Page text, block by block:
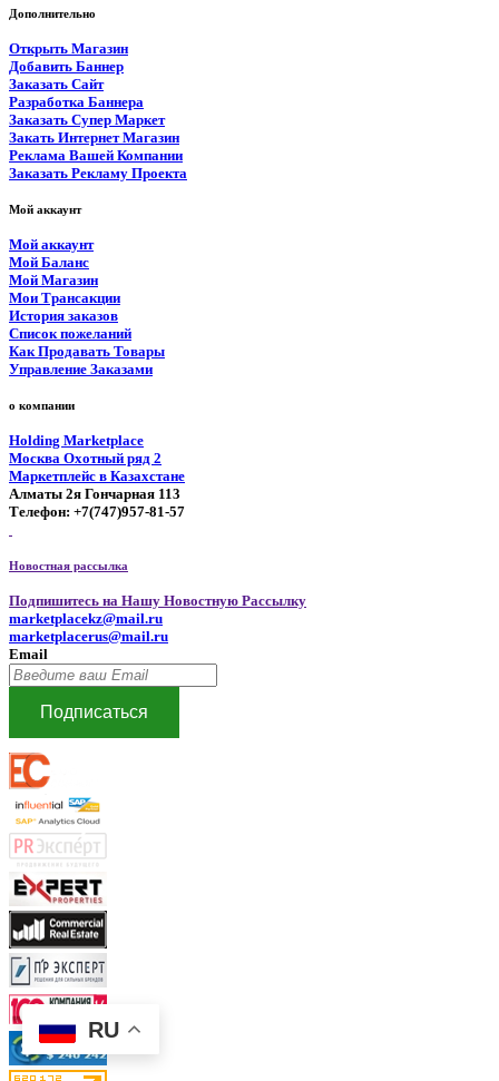
RU
Дополнительно
Открыть Магазин
Добавить Баннер
Заказать Сайт
Разработка Баннера
Заказать Супер Маркет
Закать Интернет Магазин
Реклама Вашей Компании
Заказать Рекламу Проекта
Мой аккаунт
Мой аккаунт
Мой Баланс
Мой Магазин
Мои Трансакции
История заказов
Список пожеланий
Как Продавать Товары
Управление Заказами
о компании
Holding Marketplace
Москва Охотный ряд 2
Маркетплейс в Казахстане
Алматы 2я Гончарная 113
Телефон: +7(747)957-81-57
Новостная рассылка
Подпишитесь на Нашу Новостную Рассылку
marketplacekz@mail.ru
marketplacerus@mail.ru
Email
Подписаться